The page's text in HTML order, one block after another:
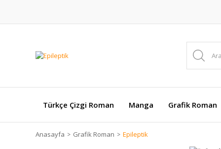
Türkçe Çizgi Roman Manga Grafik Roman
Anasayfa Grafik Roman Epileptik